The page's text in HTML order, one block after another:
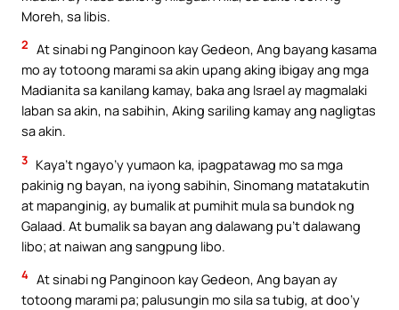
Moreh, sa libis.
2 At sinabi ng Panginoon kay Gedeon, Ang bayang kasama
mo ay totoong marami sa akin upang aking ibigay ang mga
Madianita sa kanilang kamay, baka ang Israel ay magmalaki
laban sa akin, na sabihin, Aking sariling kamay ang nagligtas
sa akin.
3 Kaya’t ngayo’y yumaon ka, ipagpatawag mo sa mga
pakinig ng bayan, na iyong sabihin, Sinomang matatakutin
at mapanginig, ay bumalik at pumihit mula sa bundok ng
Galaad. At bumalik sa bayan ang dalawang pu’t dalawang
libo; at naiwan ang sangpung libo.
4 At sinabi ng Panginoon kay Gedeon, Ang bayan ay
totoong marami pa; palusungin mo sila sa tubig, at doo’y